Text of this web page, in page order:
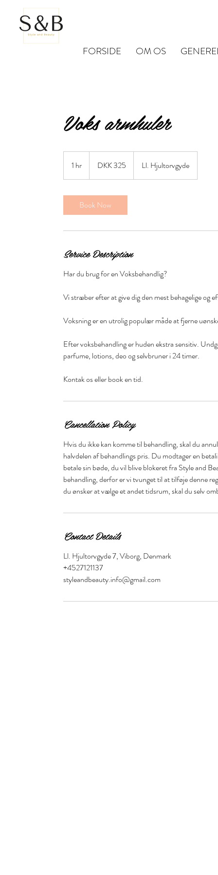
FORSIDE OM OS
Voks armhuler
1 hr
h
kronerDKK 325 Ll. Hjultorvgyde
Book Now
Service Description
Har du brug for en Voksbehandlig?
Vi stræber efter at give dig den mest behagelige og
Voksning er en utrolig populær måde at fjerne
Efter voksbehandling er huden ekstra sensitiv.
parfume, lotions, deo og selvbruner i 24 timer.
Kontak os eller book en tid.
Cancellation Policy
Hvis du ikke kan komme til behandling, skal du
halvdelen af behandlings pris. Du modtager en
betale sin bøde, du vil blive blokeret fra Style and
behandling, derfor er vi tvunget til at tilføje denne
du ønsker at vælge et andet tidsrum, skal du selv
Contact Details
Ll. Hjultorvgyde 7, Viborg, Denmark
+4527121137
styleandbeauty.info@gmail.com